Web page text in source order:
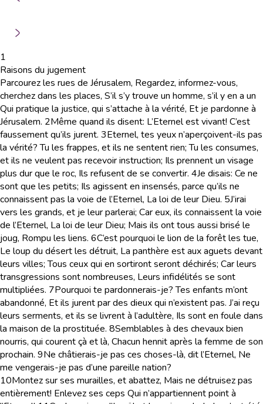
1
Raisons du jugement
Parcourez les rues de Jérusalem, Regardez, informez-vous,
cherchez dans les places, S’il s’y trouve un homme, s’il y en a un
Qui pratique la justice, qui s’attache à la vérité, Et je pardonne à
Jérusalem. 2Même quand ils disent: L’Eternel est vivant! C’est
faussement qu’ils jurent. 3Eternel, tes yeux n’aperçoivent-ils pas
la vérité? Tu les frappes, et ils ne sentent rien; Tu les consumes,
et ils ne veulent pas recevoir instruction; Ils prennent un visage
plus dur que le roc, Ils refusent de se convertir. 4Je disais: Ce ne
sont que les petits; Ils agissent en insensés, parce qu’ils ne
connaissent pas la voie de l’Eternel, La loi de leur Dieu. 5J’irai
vers les grands, et je leur parlerai; Car eux, ils connaissent la voie
de l’Eternel, La loi de leur Dieu; Mais ils ont tous aussi brisé le
joug, Rompu les liens. 6C’est pourquoi le lion de la forêt les tue,
Le loup du désert les détruit, La panthère est aux aguets devant
leurs villes; Tous ceux qui en sortiront seront déchirés; Car leurs
transgressions sont nombreuses, Leurs infidélités se sont
multipliées. 7Pourquoi te pardonnerais-je? Tes enfants m’ont
abandonné, Et ils jurent par des dieux qui n’existent pas. J’ai reçu
leurs serments, et ils se livrent à l’adultère, Ils sont en foule dans
la maison de la prostituée. 8Semblables à des chevaux bien
nourris, qui courent çà et là, Chacun hennit après la femme de son
prochain. 9Ne châtierais-je pas ces choses-là, dit l’Eternel, Ne
me vengerais-je pas d’une pareille nation?
10Montez sur ses murailles, et abattez, Mais ne détruisez pas
entièrement! Enlevez ses ceps Qui n’appartiennent point à